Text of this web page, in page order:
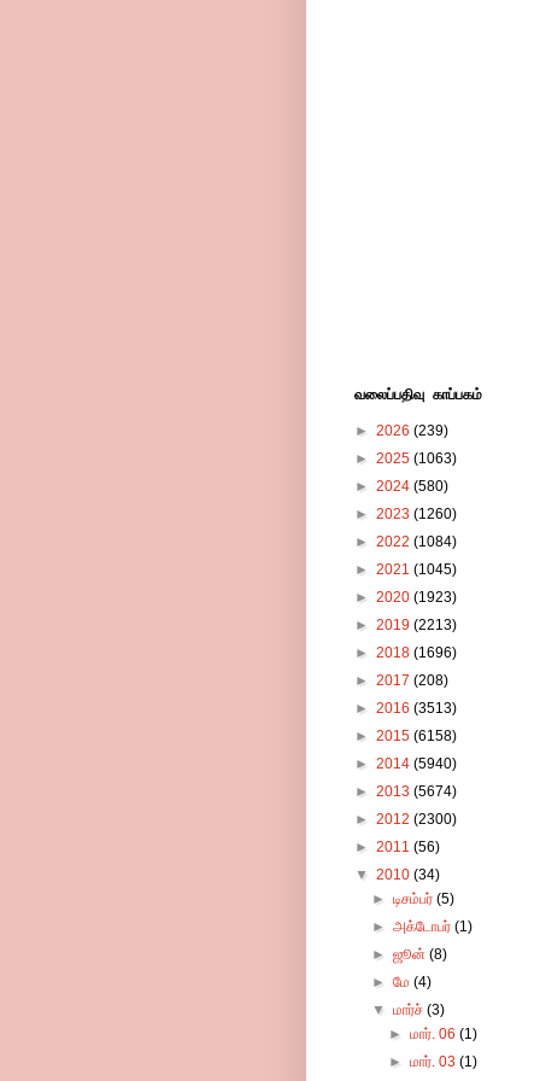
வலைப்பதிவு காப்பகம்
► 2026 (239)
► 2025 (1063)
► 2024 (580)
► 2023 (1260)
► 2022 (1084)
► 2021 (1045)
► 2020 (1923)
► 2019 (2213)
► 2018 (1696)
► 2017 (208)
► 2016 (3513)
► 2015 (6158)
► 2014 (5940)
► 2013 (5674)
► 2012 (2300)
► 2011 (56)
▼ 2010 (34)
► டிசம்பர் (5)
► அக்டோபர் (1)
► ஜூன் (8)
► மே (4)
▼ மார்ச் (3)
►மார். 06(1)
►மார். 03(1)